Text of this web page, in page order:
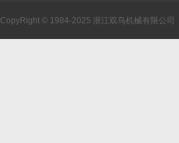
CopyRight © 1984-2025 浙江双鸟机械有限公司